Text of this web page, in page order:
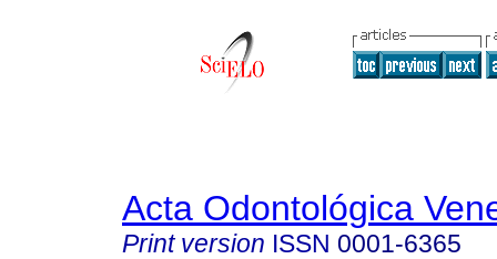
Acta Odontológica
Print version ISSN 0001-6365